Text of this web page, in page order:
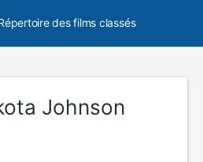
des films classés
Johnson